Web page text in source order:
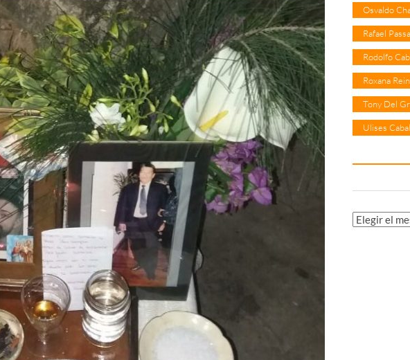
Osvaldo
Rafael
Rodolfo
Roxana
Tony Del
Ulises
Archivos